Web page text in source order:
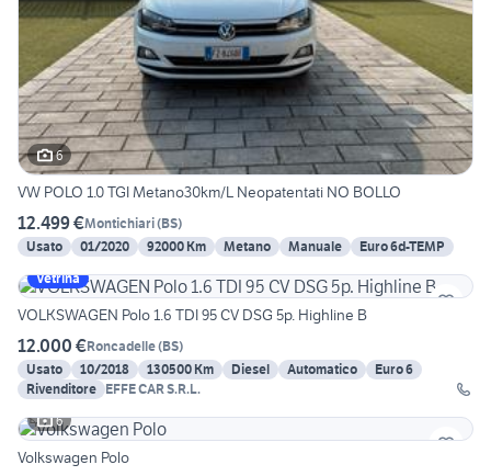
6
VW POLO 1.0 TGI Metano30km/L Neopatentati NO BOLLO
12.499 €Montichiari(BS)
Usato
01/2020 92000 Km Metano Manuale
Euro 6d-TEMP
Vetrina
VOLKSWAGEN Polo 1.6 TDI 95 CV DSG 5p. Highline B
12.000 €Roncadelle(BS)
Usato
10/2018 130500 Km Diesel Automatico
Euro 6
Rivenditore EFFE CAR S.R.L.
6
Volkswagen Polo